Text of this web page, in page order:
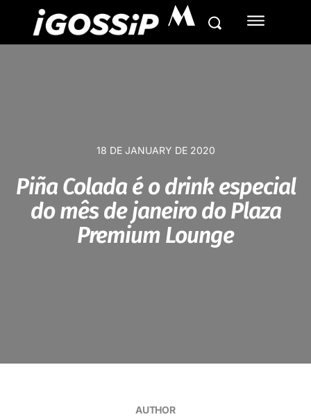
M
18 DE JANUARY DE 2020
Piña Colada é o drink especial
do mês de janeiro do Plaza
Premium Lounge
AUTHOR